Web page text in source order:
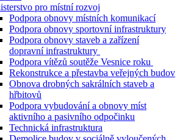
pro místní rozvoj
Podpora obnovy místních komunikací
Podpora obnovy sportovní infrastruktury
Podpora obnovy staveb a zařízení
dopravní infrastruktury
Podpora vítězů soutěže Vesnice roku
Rekonstrukce a přestavba veřejných budov
Obnova drobných sakrálních staveb a
hřbitovů
Podpora vybudování a obnovy míst
aktivního a pasivního odpočinku
Technická infrastruktura